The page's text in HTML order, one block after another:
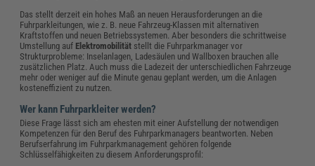
Das stellt derzeit ein hohes Maß an neuen Herausforderungen an die
Fuhrparkleitungen, wie z. B. neue Fahrzeug-Klassen mit alternativen
Kraftstoffen und neuen Betriebssystemen. Aber besonders die schrittweise
Umstellung auf Elektromobilität stellt die Fuhrparkmanager vor
Strukturprobleme: Inselanlagen, Ladesäulen und Wallboxen brauchen alle
zusätzlichen Platz. Auch muss die Ladezeit der unterschiedlichen Fahrzeuge
mehr oder weniger auf die Minute genau geplant werden, um die Anlagen
kosteneffizient zu nutzen.
Wer kann Fuhrparkleiter werden?
Diese Frage lässt sich am ehesten mit einer Aufstellung der notwendigen
Kompetenzen für den Beruf des Fuhrparkmanagers beantworten. Neben
Berufserfahrung im Fuhrparkmanagement gehören folgende
Schlüsselfähigkeiten zu diesem Anforderungsprofil: